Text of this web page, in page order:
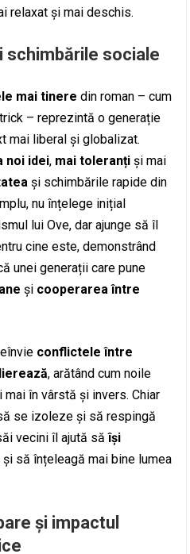
relaxat și mai deschis.
schimbările sociale
mai tinere din roman – cum
– reprezintă o generație
mai liberal și globalizat.
noi idei, mai toleranți și mai
și schimbările rapide din
nu înțelege inițial
lui Ove, dar ajunge să îl
cine este, demonstrând
unei generații care pune
și cooperarea între
conflictele între
, arătând cum noile
în vârstă și invers. Chiar
se izoleze și să respingă
vecini îl ajută săîși
și să înțeleagă mai bine lumea
și impactul